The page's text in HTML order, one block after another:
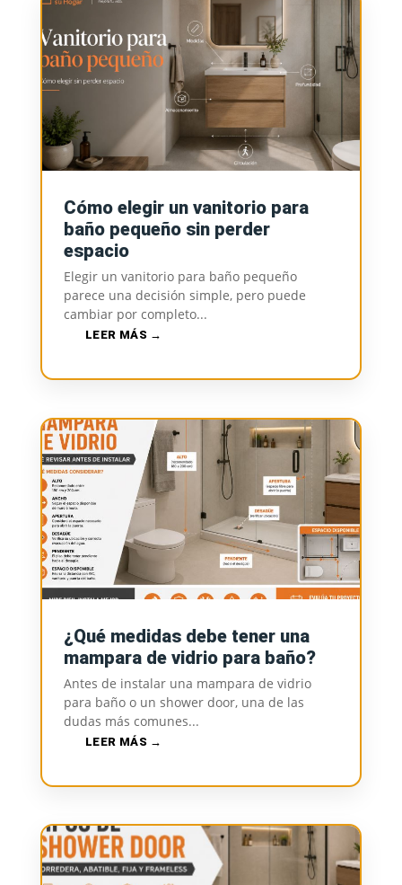
Cómo elegir un vanitorio para
baño pequeño sin perder
espacio
Elegir un vanitorio para baño pequeño
parece una decisión simple, pero puede
cambiar por completo...
LEER MÁS
¿Qué medidas debe tener una
mampara de vidrio para baño?
Antes de instalar una mampara de vidrio
para baño o un shower door, una de las
dudas más comunes...
LEER MÁS